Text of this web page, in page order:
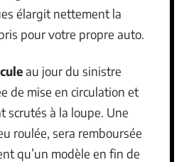
élargit nettement la
pour votre propre auto.
au jour du sinistre
de mise en circulation et
scrutés à la loupe. Une
roulée, sera remboursée
qu’un modèle en fin de